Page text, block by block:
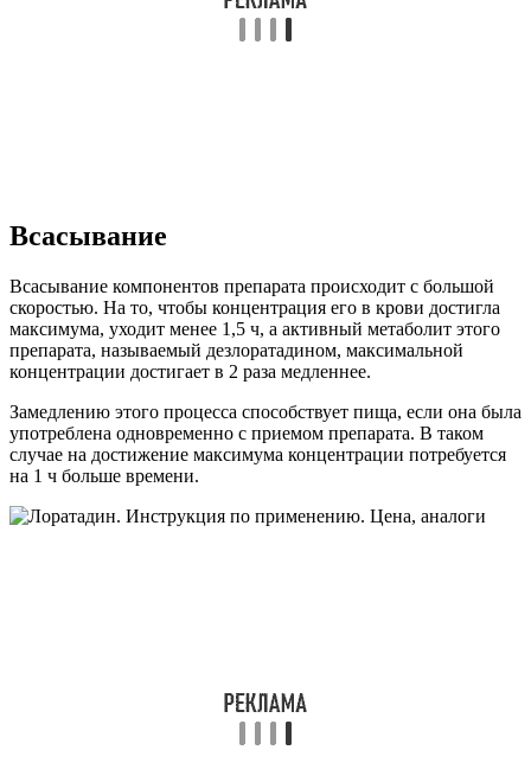
Всасывание
Всасывание компонентов препарата происходит с большой
скоростью. На то, чтобы концентрация его в крови достигла
максимума, уходит менее 1,5 ч, а активный метаболит этого
препарата, называемый дезлоратадином, максимальной
концентрации достигает в 2 раза медленнее.
Замедлению этого процесса способствует пища, если она была
употреблена одновременно с приемом препарата. В таком
случае на достижение максимума концентрации потребуется
на 1 ч больше времени.